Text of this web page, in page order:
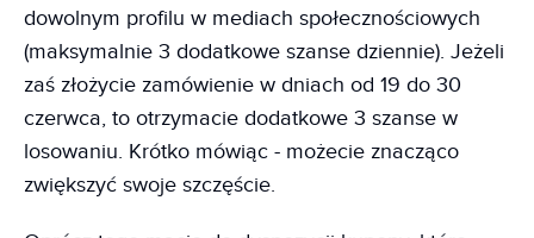
dowolnym profilu w mediach społecznościowych
(maksymalnie 3 dodatkowe szanse dziennie). Jeżeli
zaś złożycie zamówienie w dniach od 19 do 30
czerwca, to otrzymacie dodatkowe 3 szanse w
losowaniu. Krótko mówiąc - możecie znacząco
zwiększyć swoje szczęście.